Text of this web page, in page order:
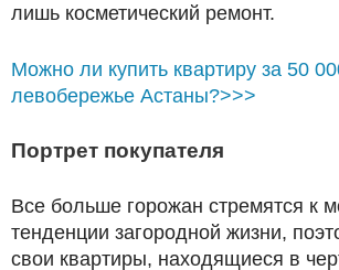
лишь косметический ремонт.
Можно ли купить квартиру за 50
левобережье Астаны?>>>
Портрет покупателя
Все больше горожан стремятся к
тенденции загородной жизни,
свои квартиры, находящиеся в